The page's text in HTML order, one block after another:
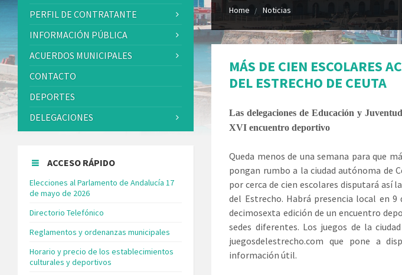
Home Noticias
MÁS DE CIEN ESCOLARES
DEL ESTRECHO DE CEUTA
Las delegaciones de Educación y
XVI encuentro deportivo
Queda menos de una semana para que
pongan rumbo a la ciudad autónoma de
por cerca de cien escolares disputará así
del Estrecho. Habrá presencia local en
decimosexta edición de un encuentro
sedes diferentes. Los juegos de la
juegosdelestrecho.com que pone a
información útil.
PERFIL DE CONTRATANTE
INFORMACIÓN PÚBLICA
ACUERDOS MUNICIPALES
CONTACTO
DEPORTES
DELEGACIONES
ACCESO RÁPIDO
Elecciones al Parlamento de Andalucía 17
de mayo de 2026
Directorio Telefónico
Reglamentos y ordenanzas municipales
Horario y precio de los establecimientos
culturales y deportivos